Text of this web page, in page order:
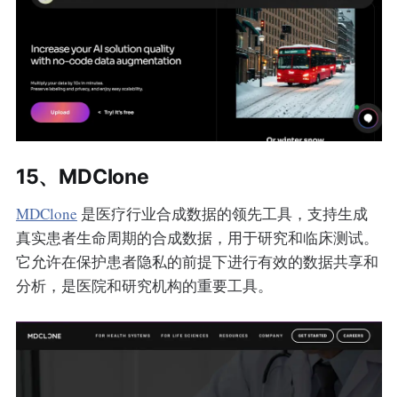
15、MDClone
MDClone 是医疗行业合成数据的领先工具，支持生成
真实患者生命周期的合成数据，用于研究和临床测试。
它允许在保护患者隐私的前提下进行有效的数据共享和
分析，是医院和研究机构的重要工具。